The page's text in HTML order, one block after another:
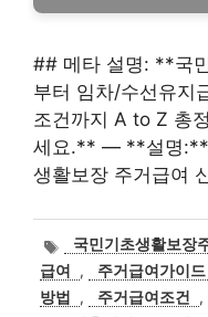
## 메타 설명: **국
부터 임차/수선유지
조건까지 A to Z 총
세요.** — **설명
생활보장 주거급여
태
그
국민기초생활보장
급여
, 주거급여가이드
방법
, 주거급여조건 ,